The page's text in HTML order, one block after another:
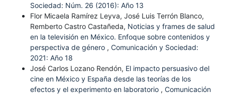
Sociedad: Núm. 26 (2016): Año 13
Flor Micaela Ramírez Leyva, José Luis Terrón Blanco,
Remberto Castro Castañeda, Noticias y frames de salud
en la televisión en México. Enfoque sobre contenidos y
perspectiva de género , Comunicación y Sociedad:
2021: Año 18
José Carlos Lozano Rendón, El impacto persuasivo del
cine en México y España desde las teorías de los
efectos y el experimento en laboratorio , Comunicación